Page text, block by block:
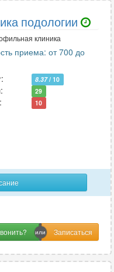
подологии
клиника
приема: от 700 до
8.37/ 10
29
10